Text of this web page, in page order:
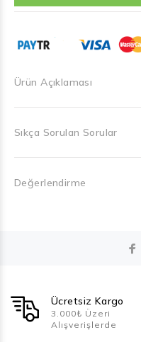
Ürün Açıklaması
Sıkça Sorulan Sorular
Değerlendirme
Ücretsiz Kargo
3.000₺ Üzeri
Alışverişlerde